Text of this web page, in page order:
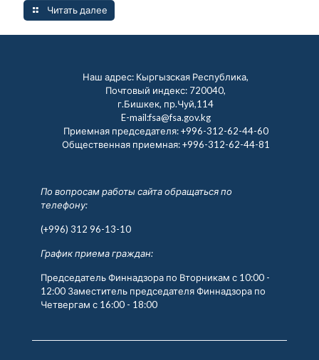
Читать далее
Наш адрес: Кыргызская Республика,
Почтовый индекс: 720040,
г.Бишкек, пр.Чуй,114
E-mail:fsa@fsa.gov.kg
Приемная председателя:+996-312-62-44-60
Общественная приемная:+996-312-62-44-81
По вопросам работы сайта обращаться по
телефону:
(+996) 312 96-13-10
График приема граждан:
Председатель Финнадзора по Вторникам с 10:00 -
12:00 Заместитель председателя Финнадзора по
Четвергам с 16:00 - 18:00